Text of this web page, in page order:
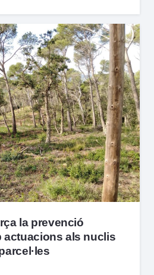
la prevenció
actuacions als nuclis